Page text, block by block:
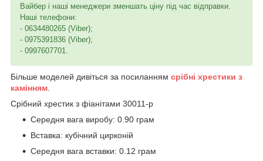
Вайбер і наші менеджери зменшать ціну під час відправки.
Наші телефони:
- 0634480265 (Viber);
- 0975391836 (Viber);
- 0997607701.
Більше моделей дивіться за посиланням срібні хрестики з
камінням
Срібний хрестик з фіанітами 30011-р
Середня вага виробу: 0.90 грам
Вставка: кубічний цирконій
Середня вага вставки: 0.12 грам